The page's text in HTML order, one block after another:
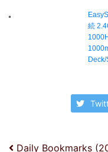
Daily Bookmarks